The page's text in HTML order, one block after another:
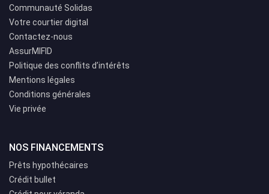
Communauté Solidas
Votre courtier digital
Contactez-nous
AssurMIFID
Politique des conflits d’intérêts
Mentions légales
Conditions générales
Vie privée
NOS FINANCEMENTS
Prêts hypothécaires
Crédit bullet